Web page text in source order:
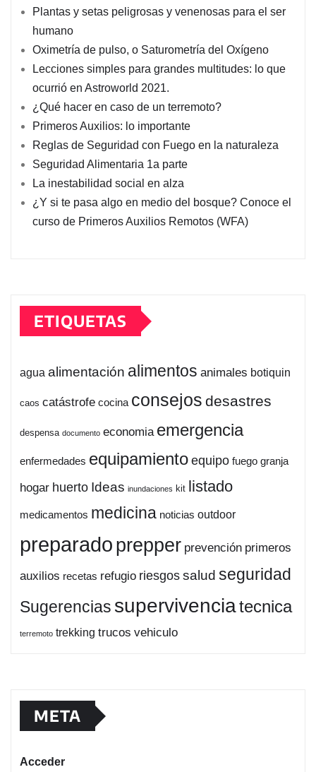
Plantas y setas peligrosas y venenosas para el ser
humano
Oximetría de pulso, o Saturometría del Oxígeno
Lecciones simples para grandes multitudes: lo que
ocurrió en Astroworld 2021.
¿Qué hacer en caso de un terremoto?
Primeros Auxilios: lo importante
Reglas de Seguridad con Fuego en la naturaleza
Seguridad Alimentaria 1a parte
La inestabilidad social en alza
¿Y si te pasa algo en medio del bosque? Conoce el
curso de Primeros Auxilios Remotos (WFA)
ETIQUETAS
agua alimentación alimentos animales botiquin
caos catástrofe cocina consejos desastres
despensa documento economia emergencia
enfermedades equipamiento equipo fuego granja
hogar huerto Ideas inundaciones kit listado
medicamentos medicina noticias outdoor
preparadoprepper prevención primeros
auxilios recetas refugio riesgos salud seguridad
Sugerencias supervivenciatecnica
terremoto trekking trucos vehiculo
META
Acceder